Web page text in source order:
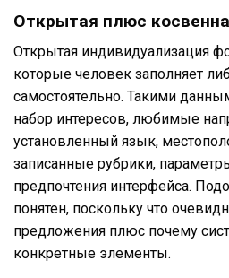
Открытая плюс
Открытая индивидуализация
которые человек заполняет
самостоятельно. Такими
набор интересов, любимые
установленный язык,
записанные рубрики,
предпочтения интерфейса.
понятен, поскольку что
предложения плюс почему
конкретные элементы.